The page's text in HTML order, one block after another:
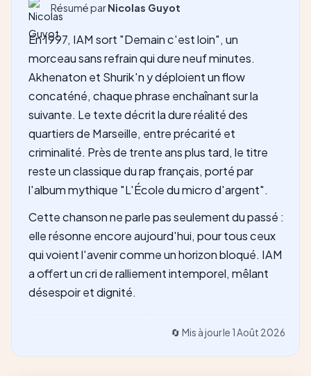
Résumé parNicolas Guyot
En 1997, IAM sort "Demain c'est loin", un
morceau sans refrain qui dure neuf minutes.
Akhenaton et Shurik'n y déploient un flow
concaténé, chaque phrase enchaînant sur la
suivante. Le texte décrit la dure réalité des
quartiers de Marseille, entre précarité et
criminalité. Près de trente ans plus tard, le titre
reste un classique du rap français, porté par
l'album mythique "L'École du micro d'argent".
Cette chanson ne parle pas seulement du passé :
elle résonne encore aujourd'hui, pour tous ceux
qui voient l'avenir comme un horizon bloqué. IAM
a offert un cri de ralliement intemporel, mêlant
désespoir et dignité.
🔄 Mis à jour le 1 Août 2026